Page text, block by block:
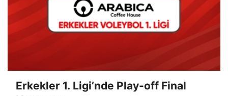
Erkekler 1. Ligi’nde Play-off Final